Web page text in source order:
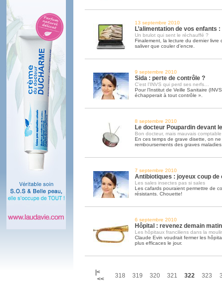
13 septembre 2010
L’alimentation de vos enfants
Un brulot qui sent le réchauffé ?
Finalement, la lecture du dernier livre
saliver que couler d’encre.
9 septembre 2010
Sida : perte de contrôle ?
C’est l’INVS qui perd ses nerfs…
Pour l’Institut de Veille Sanitaire
échapperait à tout contrôle ».
8 septembre 2010
Le docteur Poupardin devant
Bon docteur, mais mauvais comptable
En ces temps de grave disette, on
remboursements des graves
7 septembre 2010
Antibiotiques : joyeux coup de
Les sales insectes pas si sales
Les cafards pouraient permettre de
résistants. Chouette!
6 septembre 2010
Hôpital : revenez demain
Les hôpitaux franciliens dans la
Claude Evin voudrait fermer les
plus efficaces le jour.
|<
<<
318 319 320 321 322 323